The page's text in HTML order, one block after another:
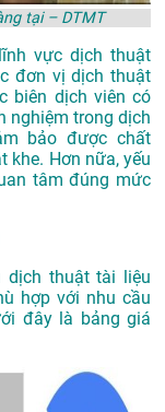
tại – DTMT
vực dịch thuật
đơn vị dịch thuật
biên dịch viên có
nghiệm trong dịch
bảo được chất
khe. Hơn nữa, yếu
tâm đúng mức
dịch thuật tài liệu
hợp với nhu cầu
đây là bảng giá